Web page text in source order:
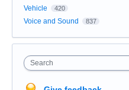
Vehicle 420
Voice and Sound 837
Search